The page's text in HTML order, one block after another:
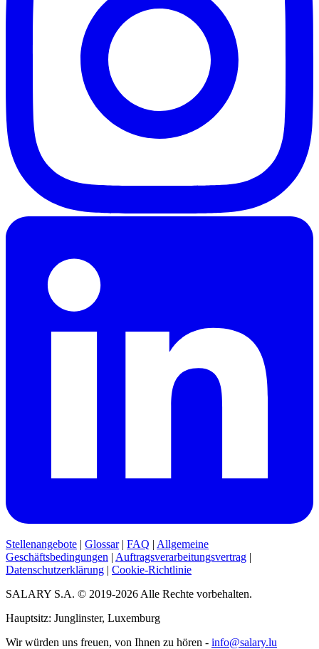
Stellenangebote | Glossar| FAQ | Allgemeine
Geschäftsbedingungen | Auftragsverarbeitungsvertrag |
Datenschutzerklärung | Cookie-Richtlinie
SALARY S.A. © 2019-2026 Alle Rechte vorbehalten.
Hauptsitz: Junglinster, Luxemburg
Wir würden uns freuen, von Ihnen zu hören - info@salary.lu